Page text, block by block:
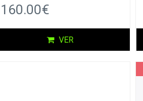
160.00€
VER